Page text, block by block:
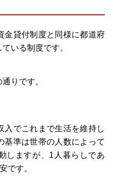
金貸付制度と同様に都道府
いる制度です。
りです。
入でこれまで生活を維持し
基準は世帯の人数によって
しますが、1人暮らしであ
です。